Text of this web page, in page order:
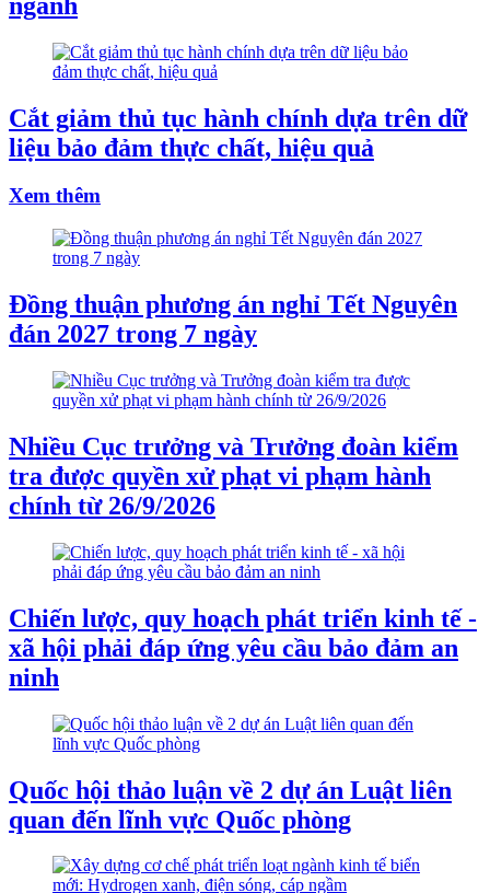
Cắt giảm thủ tục hành chính dựa trên dữ
liệu bảo đảm thực chất, hiệu quả
Xem thêm
Đồng thuận phương án nghỉ Tết Nguyên
đán 2027 trong 7 ngày
Nhiều Cục trưởng và Trưởng đoàn kiểm
tra được quyền xử phạt vi phạm hành
chính từ 26/9/2026
Chiến lược, quy hoạch phát triển kinh tế -
xã hội phải đáp ứng yêu cầu bảo đảm an
ninh
Quốc hội thảo luận về 2 dự án Luật liên
quan đến lĩnh vực Quốc phòng